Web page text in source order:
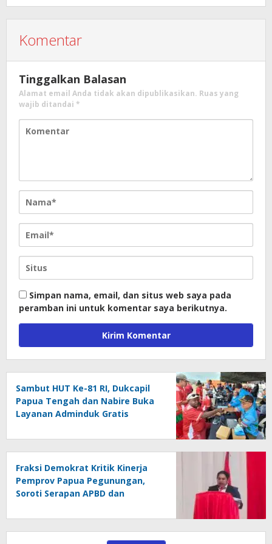
Komentar
Tinggalkan Balasan
Alamat email Anda tidak akan dipublikasikan. Ruas yang
wajib ditandai *
Simpan nama, email, dan situs web saya pada
peramban ini untuk komentar saya berikutnya.
Sambut HUT Ke-81 RI, Dukcapil
Papua Tengah dan Nabire Buka
Layanan Adminduk Gratis
Fraksi Demokrat Kritik Kinerja
Pemprov Papua Pegunungan,
Soroti Serapan APBD dan